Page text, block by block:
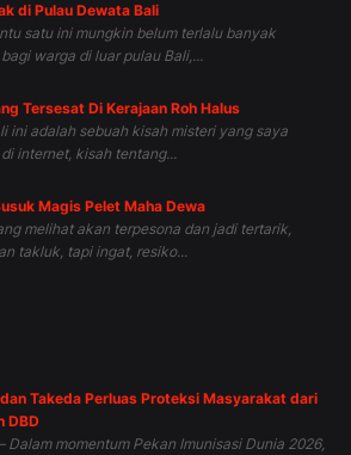
di Pulau Dewata Bali
satu ini mungkin belum terlalu banyak
warga di luar pulau Bali,...
Tersesat Di Kerajaan Roh Halus
ini adalah sebuah kisah misteri yang saya
internet, kisah tentang...
Magis Pelet Maha Dewa
melihat akan terpesona dan jadi tertarik,
takluk, tapi ingat, resiko...
Takeda Perluas Proteksi Masyarakat dari
DBD
Dalam momentum Pekan Imunisasi Dunia 2026,